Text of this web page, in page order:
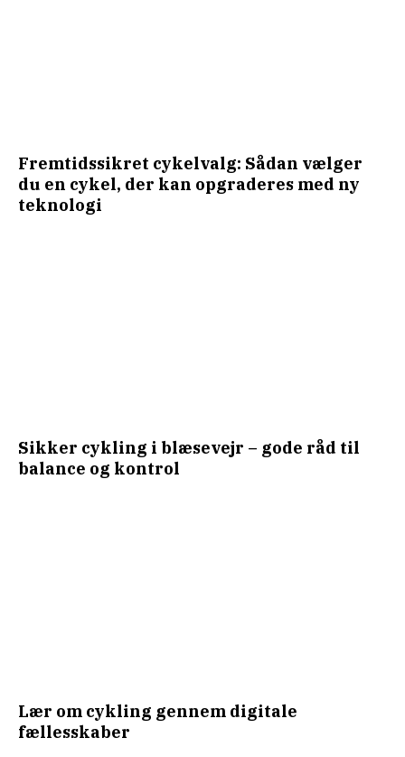
Fremtidssikret cykelvalg: Sådan vælger
du en cykel, der kan opgraderes med ny
teknologi
Sikker cykling i blæsevejr – gode råd til
balance og kontrol
Lær om cykling gennem digitale
fællesskaber